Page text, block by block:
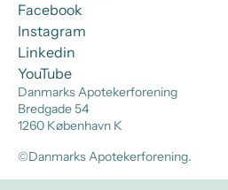
Danmarks Apotekerforening
Bredgade 54
1260 København K
©Danmarks Apotekerforening.
Facebook
Instagram
Linkedin
YouTube